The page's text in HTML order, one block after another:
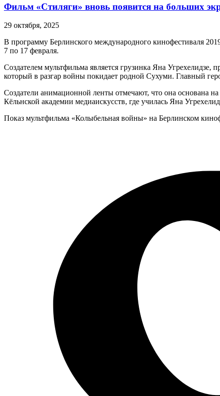
Фильм «Стиляги» вновь появится на больших
29 октября, 2025
В программу Берлинского международного кинофестиваля
7 по 17 февраля.
Создателем мультфильма является грузинка Яна
который в разгар войны покидает родной Сухуми. Главный
Создатели анимационной ленты отмечают, что она основана
Кёльнской академии медиаискусств, где училась Яна
Показ мультфильма «Колыбельная войны» на Берлинском